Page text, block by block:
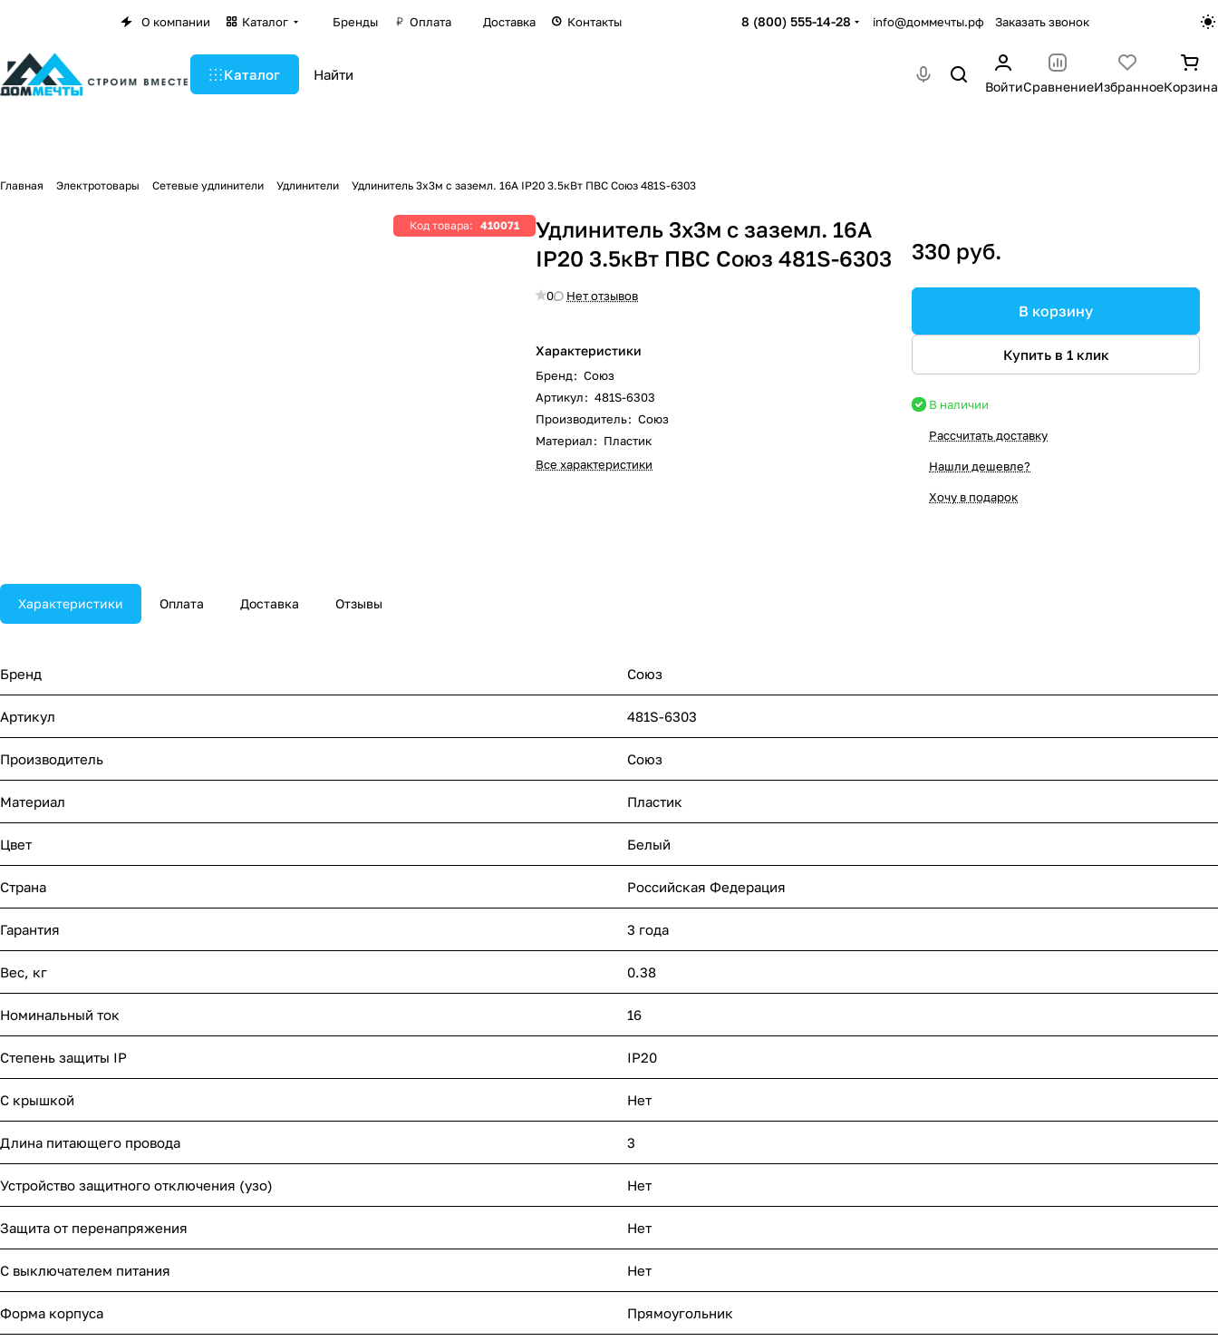
О компании Каталог Бренды Оплата Доставка Контакты 8 (800) 555-14-28 info@доммечты.рф Заказать звонок
Каталог
ВойтиСравнениеИзбранноеКорзина
Главная Электротовары Сетевые удлинители Удлинители Удлинитель 3х3м с заземл. 16А IP20 3.5кВт ПВС Союз 481S-6303
Код товара: 410071
Удлинитель 3х3м с заземл. 16А
IP20 3.5кВт ПВС Союз 481S-6303
0 Нет отзывов
Характеристики
Бренд: Союз
Артикул: 481S-6303
Производитель: Союз
Материал: Пластик
Все характеристики
330 руб.
В корзину
Купить в 1 клик
В наличии
Рассчитать доставку
Нашли дешевле?
Хочу в подарок
Характеристики Оплата Доставка Отзывы
Бренд Союз
Артикул 481S-6303
Производитель Союз
Материал Пластик
Цвет Белый
Страна Российская Федерация
Гарантия 3 года
Вес, кг 0.38
Номинальный ток 16
Степень защиты IP IP20
С крышкой Нет
Длина питающего провода 3
Устройство защитного отключения (узо) Нет
Защита от перенапряжения Нет
С выключателем питания Нет
Форма корпуса Прямоугольник